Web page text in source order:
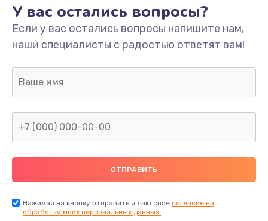
Замена/Pемонт карбюратора
1300 руб.
Заказать
Ремонт капиллярной трубки
400 руб.
Заказать
У вас остались вопросы?
Если у вас остались вопросы напишите нам,
наши специалисты с радостью ответят вам!
Нажимая на кнопку отправить я даю свое согласие на
обработку моих персональных данных.